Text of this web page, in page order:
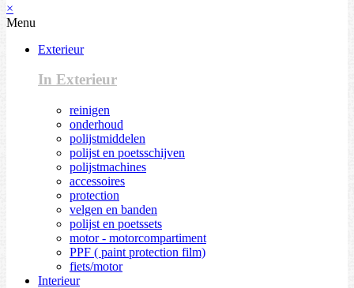
×
Menu
Exterieur
In Exterieur
reinigen
onderhoud
polijstmiddelen
polijst en poetsschijven
polijstmachines
accessoires
protection
velgen en banden
polijst en poetssets
motor - motorcompartiment
PPF ( paint protection film)
fiets/motor
Interieur